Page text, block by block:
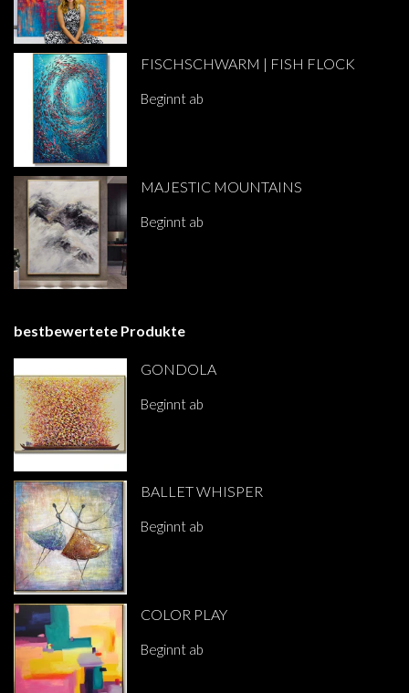
FISCHSCHWARM | FISH FLOCK
Beginnt ab
MAJESTIC MOUNTAINS
Beginnt ab
bestbewertete Produkte
GONDOLA
Beginnt ab
BALLET WHISPER
Beginnt ab
COLOR PLAY
Beginnt ab